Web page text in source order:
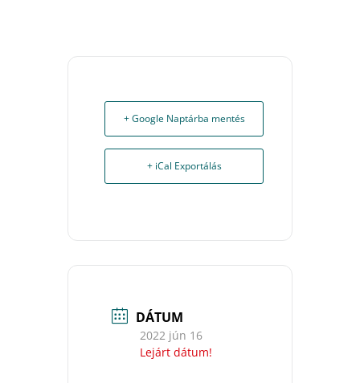
+ Google Naptárba mentés
+ iCal Exportálás
DÁTUM
2022 jún 16
Lejárt dátum!